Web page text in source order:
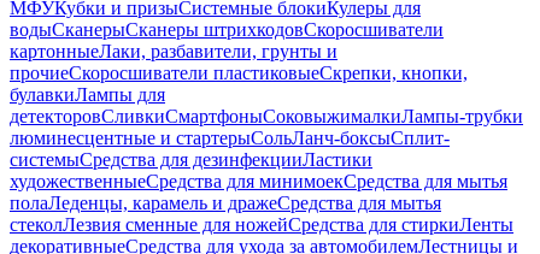
МФУКубки и призыСистемные блокиКулеры для
водыСканерыСканеры штрихкодовСкоросшиватели
картонныеЛаки, разбавители, грунты и
прочиеСкоросшиватели пластиковыеСкрепки, кнопки,
булавкиЛампы для
детекторовСливкиСмартфоныСоковыжималкиЛампы-трубки
люминесцентные и стартерыСольЛанч-боксыСплит-
системыСредства для дезинфекцииЛастики
художественныеСредства для минимоекСредства для мытья
полаЛеденцы, карамель и дражеСредства для мытья
стеколЛезвия сменные для ножейСредства для стиркиЛенты
декоративныеСредства для ухода за автомобилемЛестницы и